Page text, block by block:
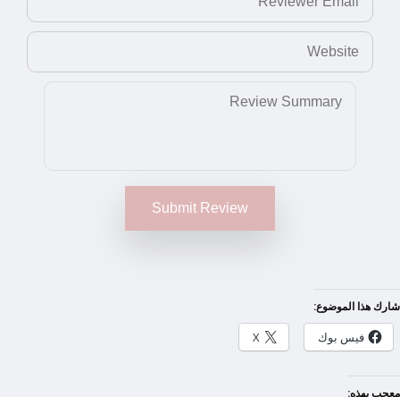
Submit Review
شارك هذا الموضوع:
فيس بوك
X
معجب بهذه: